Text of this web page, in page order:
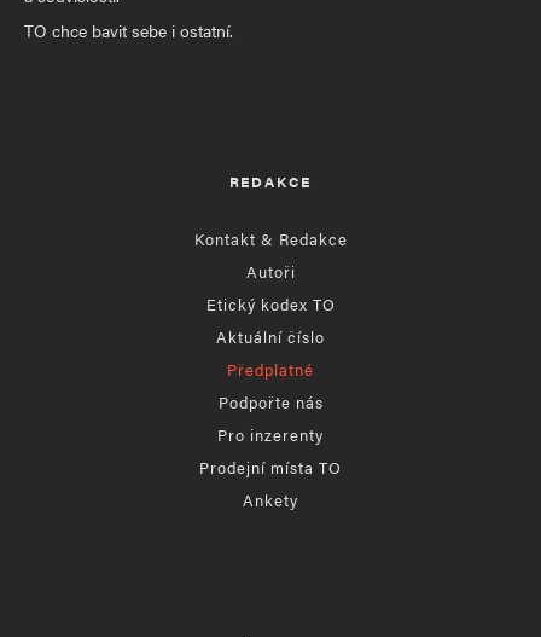
TO chce bavit sebe i ostatní.
REDAKCE
Kontakt & Redakce
Autoři
Etický kodex TO
Aktuální číslo
Předplatné
Podpořte nás
Pro inzerenty
Prodejní místa TO
Ankety